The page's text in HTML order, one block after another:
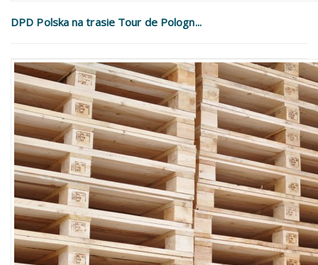
DPD Polska na trasie Tour de Pologn...